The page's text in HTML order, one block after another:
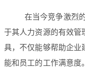
在当今竞争激烈
于其人力资源的有效管
具，不仅能够帮助企业
能和员工的工作满意度